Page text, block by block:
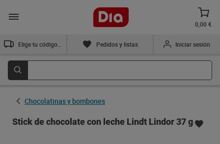
0,00 €
Pedidos y listas Iniciar sesión
Chocolatinas y bombones
Stick de chocolate con leche Lindt Lindor 37 g